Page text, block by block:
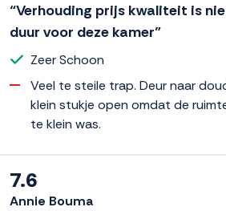
“Verhouding prijs kwaliteit is
duur voor deze kamer”
Zeer Schoon
Veel te steile trap. Deur naar
klein stukje open omdat de
te klein was.
7.6
Annie Bouma